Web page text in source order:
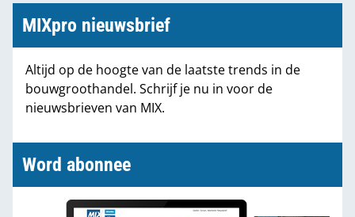
Marktcijfers
Partners
MIXpro nieuwsbrief
Altijd op de hoogte van de laatste trends in de
bouwgroothandel. Schrijf je nu in voor de
nieuwsbrieven van MIX.
Word abonnee